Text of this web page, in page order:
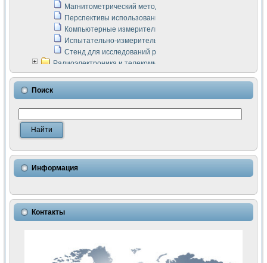
Магнитометрический метод в дефектоскопии сварных
Перспективы использования машинного зрения в
Компьютерные измерительные системы для
Испытательно-измерительный комплекс аппаратуры для
Стенд для исследований рабочих процессов ДВС в
Радиоэлектроника и телекоммуникации
LabVIEW в расчетах радиолиний систем передачи данных
Аппаратно-программный комплекс для исследования
Виртуальный лабораторный стенд для исследования
Измерение шумовых параметров операционных
Измерительный преобразователь на основе цифровой
Использование NI LabVIEW для математического
Исследовние возможности создания измерителя ВАХ
Математическое моделирование генератора сигналов -
Применение осциллографического модуля с высоким
Симуляция отклика импульсного радиолокационного
Автоматизация формирования уравнений состояния для
Разработка автоматизированного стенда для измерения
Применение среды LabVIEW для построения картины
Поиск
Информация
Контакты